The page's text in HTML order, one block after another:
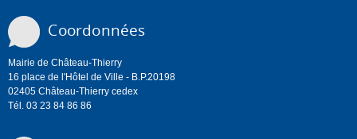
Coordonnées
Mairie de Château-Thierry
16 place de l'Hôtel de Ville - B.P.20198
02405 Château-Thierry cedex
Tél. 03 23 84 86 86